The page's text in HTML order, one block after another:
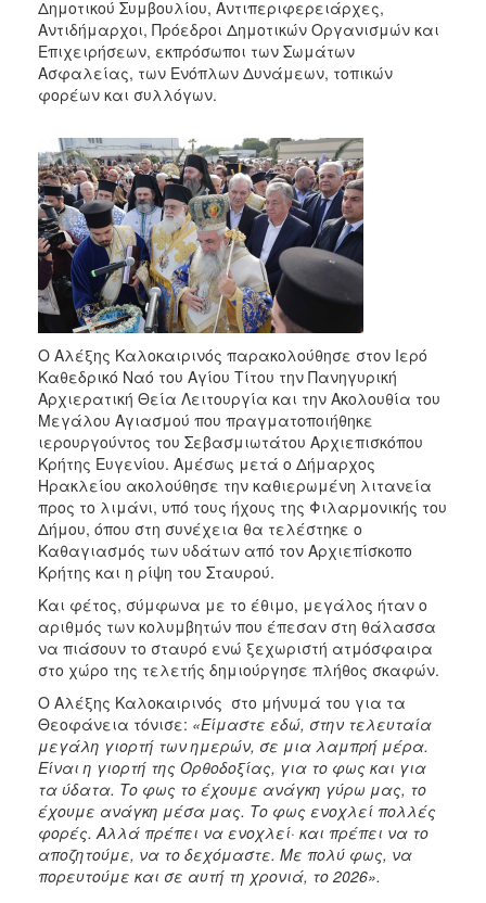
Δημοτικού Συμβουλίου, Αντιπεριφερειάρχες,
Αντιδήμαρχοι, Πρόεδροι Δημοτικών Οργανισμών και
Επιχειρήσεων, εκπρόσωποι των Σωμάτων
Ασφαλείας, των Ενόπλων Δυνάμεων, τοπικών
φορέων και συλλόγων.
Ο Αλέξης Καλοκαιρινός παρακολούθησε στον Ιερό
Καθεδρικό Ναό του Αγίου Τίτου την Πανηγυρική
Αρχιερατική Θεία Λειτουργία και την Ακολουθία του
Μεγάλου Αγιασμού που πραγματοποιήθηκε
ιερουργούντος του Σεβασμιωτάτου Αρχιεπισκόπου
Κρήτης Ευγενίου. Αμέσως μετά ο Δήμαρχος
Ηρακλείου ακολούθησε την καθιερωμένη λιτανεία
προς το λιμάνι, υπό τους ήχους της Φιλαρμονικής του
Δήμου, όπου στη συνέχεια θα τελέστηκε ο
Καθαγιασμός των υδάτων από τον Αρχιεπίσκοπο
Κρήτης και η ρίψη του Σταυρού.
Και φέτος, σύμφωνα με το έθιμο, μεγάλος ήταν ο
αριθμός των κολυμβητών που έπεσαν στη θάλασσα
να πιάσουν το σταυρό ενώ ξεχωριστή ατμόσφαιρα
στο χώρο της τελετής δημιούργησε πλήθος σκαφών.
Ο Αλέξης Καλοκαιρινός στο μήνυμά του για τα
Θεοφάνεια τόνισε: «Είμαστε εδώ, στην τελευταία
μεγάλη γιορτή των ημερών, σε μια λαμπρή μέρα.
Είναι η γιορτή της Ορθοδοξίας, για το φως και για
τα ύδατα. Το φως το έχουμε ανάγκη γύρω μας, το
έχουμε ανάγκη μέσα μας. Το φως ενοχλεί πολλές
φορές. Αλλά πρέπει να ενοχλεί· και πρέπει να το
αποζητούμε, να το δεχόμαστε. Με πολύ φως, να
πορευτούμε και σε αυτή τη χρονιά, το 2026».